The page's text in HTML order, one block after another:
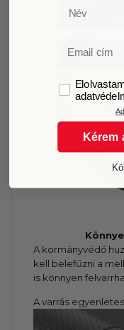
A kormányvédő
kell belefűzni a
is könnyen
A varrás
Név
Email
GDPR
Kérem